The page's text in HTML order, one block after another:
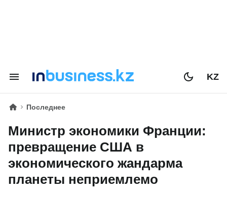
KZ
Последнее
Министр экономики Франции:
превращение США в
экономического жандарма
планеты неприемлемо